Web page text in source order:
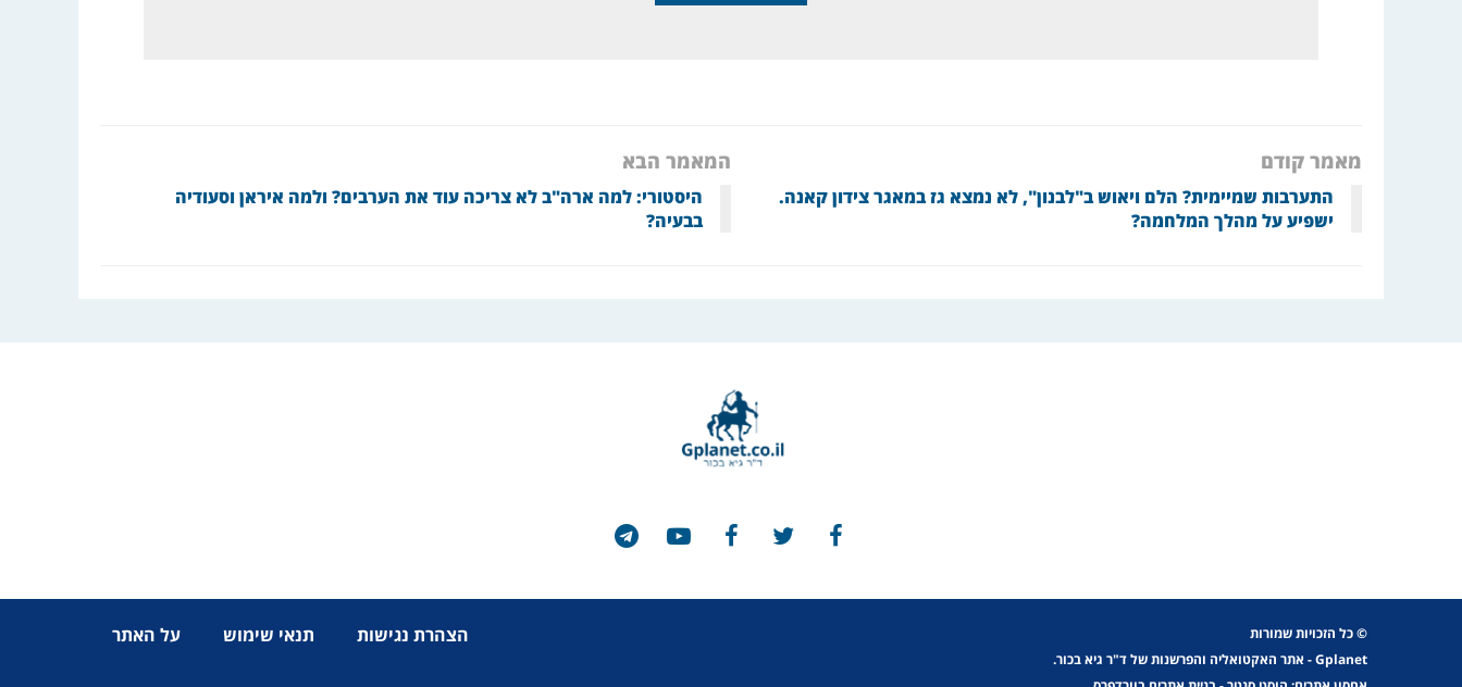
מאמר קודם
התערבות שמיימית? הלם ויאוש ב"לבנון", לא נמצא גז במאגר צידון קאנה.
ישפיע על מהלך המלחמה?
המאמר הבא
היסטורי: למה ארה"ב לא צריכה עוד את הערבים? ולמה איראן וסעודיה
בבעיה?
הצהרת נגישות תנאי שימוש על האתר
© כל הזכויות שמורות
Gplanet- אתר האקטואליה והפרשנות של ד"ר גיא בכור.